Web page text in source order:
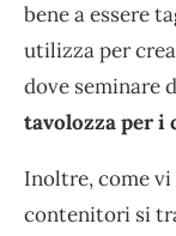
bene a essere
utilizza per
dove seminare
tavolozza per i
Inoltre, come
contenitori si